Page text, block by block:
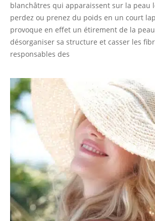
blanchâtres qui apparaissent sur la peau
perdez ou prenez du poids en un court
provoque en effet un étirement de la
désorganiser sa structure et casser les
responsables des